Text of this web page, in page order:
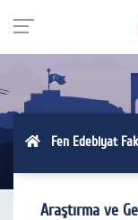
Fen Edebiyat
Araştırma ve